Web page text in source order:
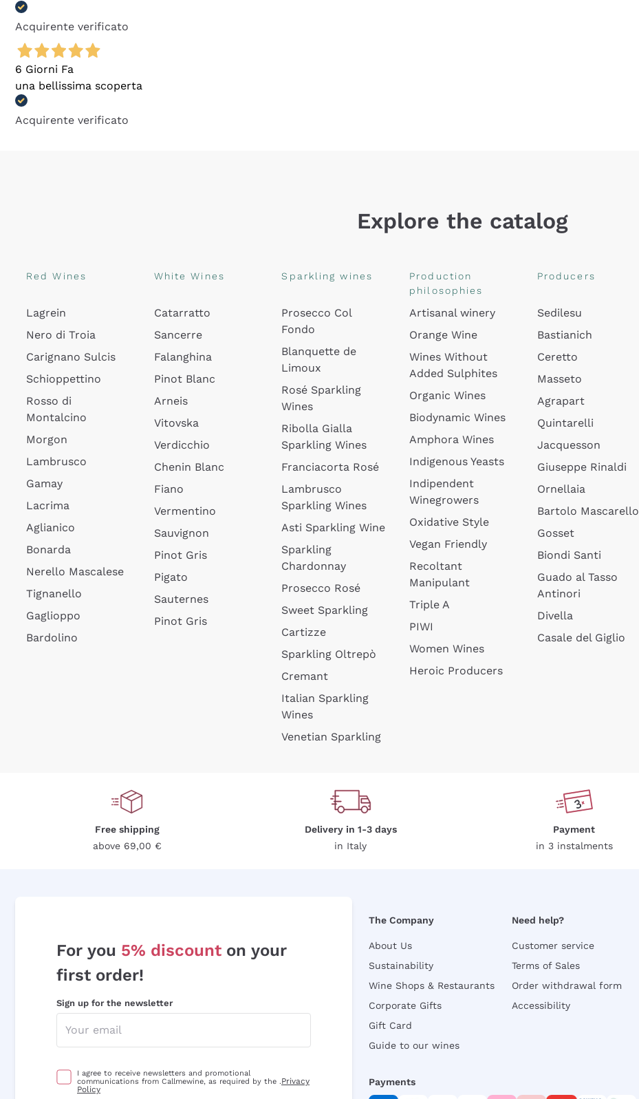
Acquirente verificato
6 Giorni Fa
una bellissima scoperta
Acquirente verificato
Explore the catalog
Red Wines
Lagrein
Nero di Troia
Carignano Sulcis
Schioppettino
Rosso di
Montalcino
Morgon
Lambrusco
Gamay
Lacrima
Aglianico
Bonarda
Nerello Mascalese
Tignanello
Gaglioppo
Bardolino
White Wines
Catarratto
Sancerre
Falanghina
Pinot Blanc
Arneis
Vitovska
Verdicchio
Chenin Blanc
Fiano
Vermentino
Sauvignon
Pinot Gris
Pigato
Sauternes
Pinot Gris
Sparkling wines
Prosecco Col
Fondo
Blanquette de
Limoux
Rosé Sparkling
Wines
Ribolla Gialla
Sparkling Wines
Franciacorta Rosé
Lambrusco
Sparkling Wines
Asti Sparkling Wine
Sparkling
Chardonnay
Prosecco Rosé
Sweet Sparkling
Cartizze
Sparkling Oltrepò
Cremant
Italian Sparkling
Wines
Venetian Sparkling
Production
philosophies
Artisanal winery
Orange Wine
Wines Without
Added Sulphites
Organic Wines
Biodynamic Wines
Amphora Wines
Indigenous Yeasts
Indipendent
Winegrowers
Oxidative Style
Vegan Friendly
Recoltant
Manipulant
Triple A
PIWI
Women Wines
Heroic Producers
Producers
Sedilesu
Bastianich
Ceretto
Masseto
Agrapart
Quintarelli
Jacquesson
Giuseppe Rinaldi
Ornellaia
Bartolo Mascarello
Gosset
Biondi Santi
Guado al Tasso
Antinori
Divella
Casale del Giglio
Free shipping
above 69,00 €
Delivery in 1-3 days
in Italy
Payment
in 3 instalments
For you 5% discount on your
first order!
Sign up for the newsletter
I agree to receive newsletters and promotional
communications from Callmewine, as required by the .Privacy
Policy
The Company
About Us
Sustainability
Wine Shops & Restaurants
Corporate Gifts
Gift Card
Guide to our wines
Need help?
Customer service
Terms of Sales
Order withdrawal form
Accessibility
Payments